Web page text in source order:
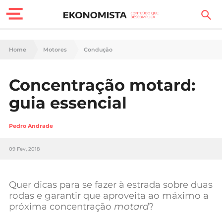
Finanças Pessoais
Carreira
Casa
Tecnologia
Negócios
Home Motores Condução
Concentração motard:
guia essencial
Pedro Andrade
09 Fev, 2018
Quer dicas para se fazer à estrada sobre duas
rodas e garantir que aproveita ao máximo a
próxima concentração motard?